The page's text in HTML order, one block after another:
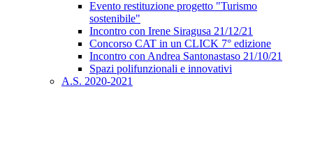
Evento restituzione progetto "Turismo
sostenibile"
Incontro con Irene Siragusa 21/12/21
Concorso CAT in un CLICK 7° edizione
Incontro con Andrea Santonastaso 21/10/21
Spazi polifunzionali e innovativi
A.S. 2020-2021